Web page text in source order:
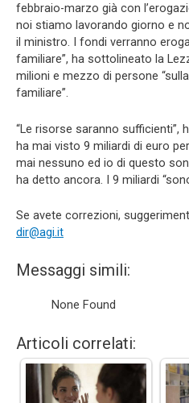
febbraio-marzo già con
noi stiamo lavorando giorno e
il ministro. I fondi verranno
familiare”, ha sottolineato la
milioni e mezzo di persone
familiare”.
“Le risorse saranno sufficienti”,
ha mai visto 9 miliardi di euro
mai nessuno ed io di questo
ha detto ancora. I 9 miliardi
Se avete correzioni,
dir@agi.it
Messaggi simili:
None Found
Articoli correlati: